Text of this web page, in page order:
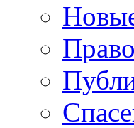
Право